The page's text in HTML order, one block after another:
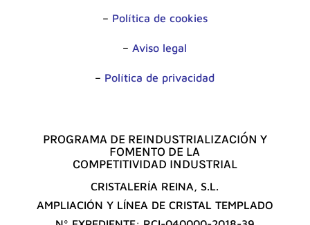
– Política de cookies
–Aviso legal
– Política de privacidad
PROGRAMA DE REINDUSTRIALIZACIÓN Y
FOMENTO DE LA
COMPETITIVIDAD INDUSTRIAL
CRISTALERÍA REINA, S.L.
AMPLIACIÓN Y LÍNEA DE CRISTAL TEMPLADO